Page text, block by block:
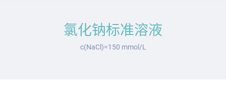
氯化钠标准溶液
c(NaCl)=150 mmol/L